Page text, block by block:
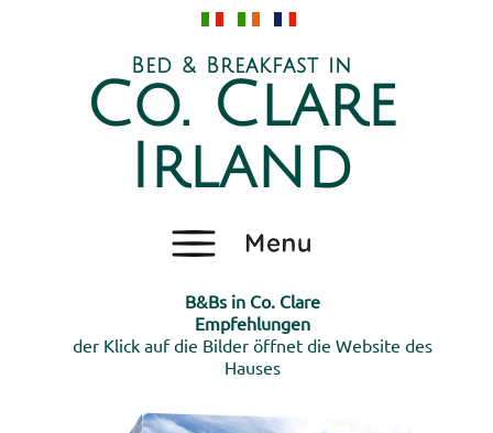
Bed & Breakfast in
Co. Clare
Irland
B&Bs in Co. Clare
Empfehlungen
der Klick auf die Bilder öffnet die Website des
Hauses